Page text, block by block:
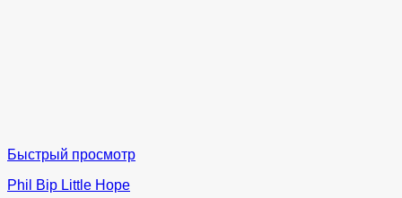
Быстрый просмотр
Phil Bip Little Hope